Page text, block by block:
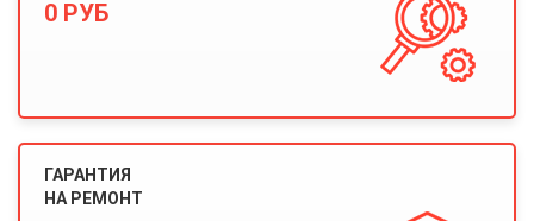
0 РУБ
ГАРАНТИЯ
НА РЕМОНТ